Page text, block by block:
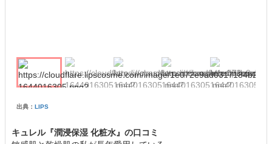
出典： LIPS
キュレル『潤浸保湿 化粧水』の口コミ